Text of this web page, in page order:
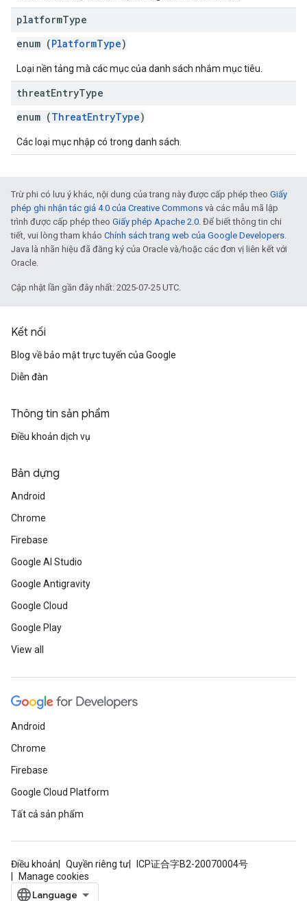
platformType
enum (PlatformType)
Loại nền tảng mà các mục của danh sách nhắm mục tiêu.
threatEntryType
enum (ThreatEntryType)
Các loại mục nhập có trong danh sách.
Trừ phi có lưu ý khác, nội dung của trang này được cấp phép theo Giấy
phép ghi nhận tác giả 4.0 của Creative Commons và các mẫu mã lập
trình được cấp phép theo Giấy phép Apache 2.0. Để biết thông tin chi
tiết, vui lòng tham khảo Chính sách trang web của Google Developers.
Java là nhãn hiệu đã đăng ký của Oracle và/hoặc các đơn vị liên kết với
Oracle.
Cập nhật lần gần đây nhất: 2025-07-25 UTC.
Kết nối
Blog về bảo mật trực tuyến của Google
Diễn đàn
Thông tin sản phẩm
Điều khoản dịch vụ
Bản dựng
Android
Chrome
Firebase
Google AI Studio
Google Antigravity
Google Cloud
Google Play
View all
Android
Chrome
Firebase
Google Cloud Platform
Tất cả sản phẩm
Điều khoản Quyền riêng tư
ICP证合字B2-20070004号
Manage cookies